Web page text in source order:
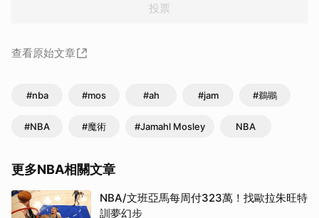
投票
查看原始文章
#nba #mos #ah #jam #鵜鶘
#NBA #魔術 #Jamahl Mosley NBA
更多NBA相關文章
NBA/文班亞馬每周付323萬！找歐拉朱旺特
訓夢幻步